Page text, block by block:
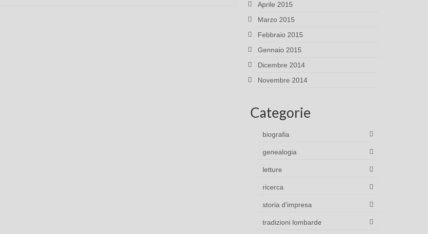
Aprile 2015
Marzo 2015
Febbraio 2015
Gennaio 2015
Dicembre 2014
Novembre 2014
Categorie
biografia
genealogia
letture
ricerca
storia d'impresa
tradizioni lombarde